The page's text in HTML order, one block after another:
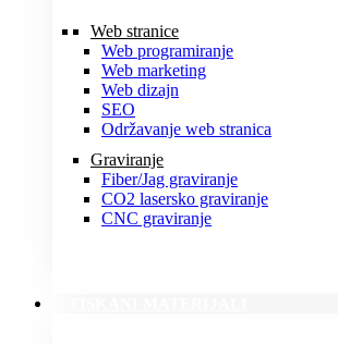
Web stranice
Web programiranje
Web marketing
Web dizajn
SEO
Održavanje web stranica
Graviranje
Fiber/Jag graviranje
CO2 lasersko graviranje
CNC graviranje